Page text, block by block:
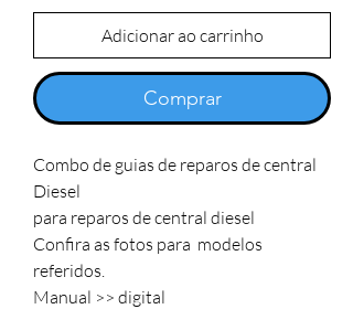
Adicionar ao carrinho
Comprar
Combo de guias de reparos de central
Diesel
para reparos de central diesel
Confira as fotos para  modelos
referidos.
Manual >> digital